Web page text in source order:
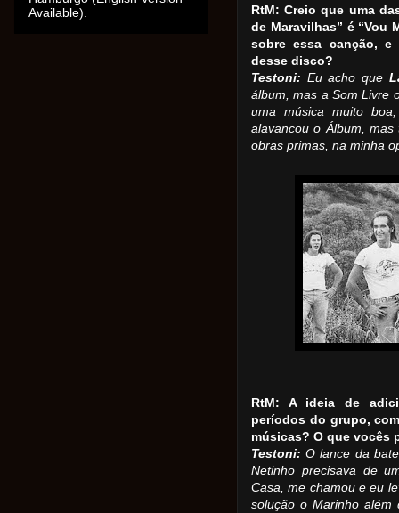
RtM: Creio que uma
de Maravilhas” é “Vou
sobre essa canção, e
desse disco?
Testoni: Eu acho que
álbum, mas a Som Livre
uma música muito
alavancou o Álbum,
obras primas, na minha
RtM: A ideia de
períodos do grupo,
músicas? O que vocês
Testoni: O lance da
Netinho precisava de
Casa, me chamou e eu
solução o Marinho
Available).